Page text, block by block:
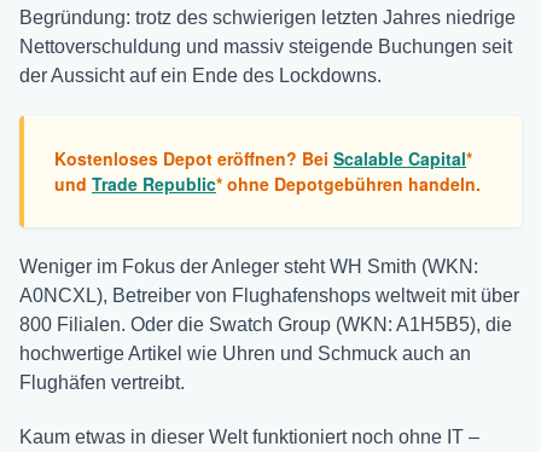
Begründung: trotz des schwierigen letzten Jahres niedrige
Nettoverschuldung und massiv steigende Buchungen seit
der Aussicht auf ein Ende des Lockdowns.
Kostenloses Depot eröffnen? Bei Scalable Capital*
und Trade Republic* ohne Depotgebühren handeln.
Weniger im Fokus der Anleger steht WH Smith (WKN:
A0NCXL), Betreiber von Flughafenshops weltweit mit über
800 Filialen. Oder die Swatch Group (WKN: A1H5B5), die
hochwertige Artikel wie Uhren und Schmuck auch an
Flughäfen vertreibt.
Kaum etwas in dieser Welt funktioniert noch ohne IT –